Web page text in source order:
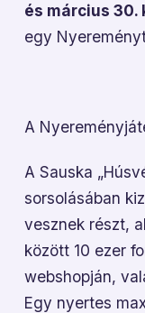
és március 30.
egy
A
A Sauska
sorsolásában
vesznek részt,
között 10 ezer
webshopján,
Egy nyertes